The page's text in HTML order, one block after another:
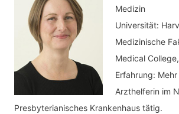
Medizin
Universität:
Medizinische
Medical
Erfahrung:
Arzthelferin im
Presbyterianisches Krankenhaus tätig.